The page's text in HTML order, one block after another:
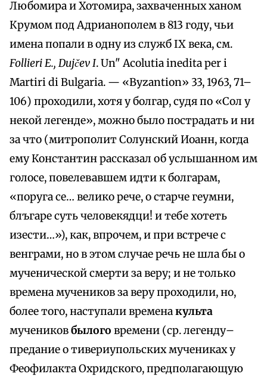
Любомира и Хотомира, захваченных ханом
Крумом под Адрианополем в 813 году, чьи
имена попали в одну из служб IX века, см.
Follieri E., Dujčev I. Un" Acolutia inedita per i
Martiri di Bulgaria. — «Byzantion» 33, 1963, 71–
106) проходили, хотя y болгар, судя по «Сол у
некой легенде», можно было пострадать и ни
за что (митрополит Солунский Иоанн, когда
ему Константин рассказал об услышанном им
голосе, повелевавшем идти к болгарам,
«поруга се… велико рече, о старче геумни,
блъгаре суть человекядци! и тебе хотеть
изести…»), как, впрочем, и при встрече с
венграми, но в этом случае речь не шла бы о
мученической смерти за веру; и не только
времена мучеников за веру проходили, но,
более того, наступали временакульта
мучениковбылого времени (ср. легенду–
предание о тивериупольских мучениках у
Феофилакта Охридского, предполагающую